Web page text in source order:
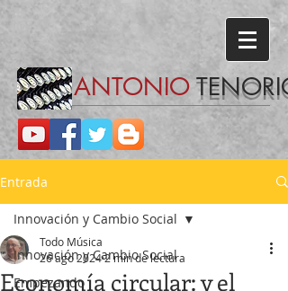
ANTONIO TENORIO
Entrada
Innovación y Cambio Social
Empezando
Innovación y Cambio Social
Economía circular: y el
Todo Música
26 ago 20242 min de lectura